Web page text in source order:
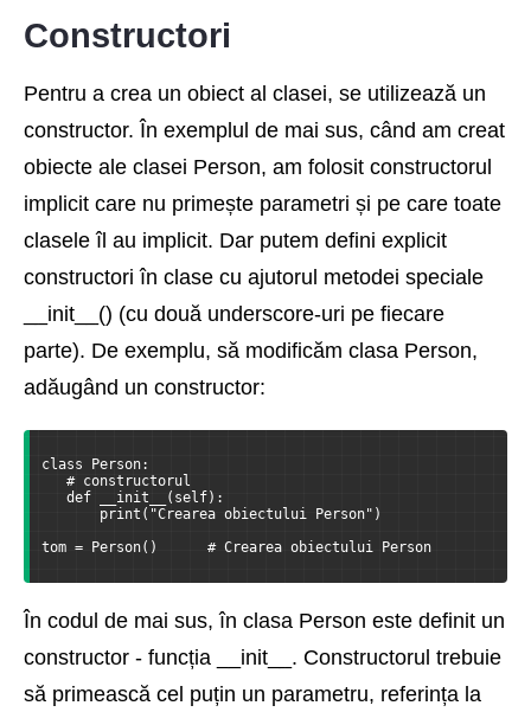
Constructori
Pentru a crea un obiect al clasei, se utilizează un
constructor. În exemplul de mai sus, când am creat
obiecte ale clasei Person, am folosit constructorul
implicit care nu primește parametri și pe care toate
clasele îl au implicit. Dar putem defini explicit
constructori în clase cu ajutorul metodei speciale
__init__() (cu două underscore-uri pe fiecare
parte). De exemplu, să modificăm clasa Person,
adăugând un constructor:
class Person:
# constructorul
def __init__(self):
print("Crearea obiectului Person")
tom = Person()      # Crearea obiectului Person
În codul de mai sus, în clasa Person este definit un
constructor - funcția __init__. Constructorul trebuie
să primească cel puțin un parametru, referința la